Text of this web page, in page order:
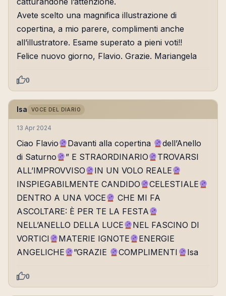
Avete scelto una magnifica illustrazione di
copertina, a mio parere, complimenti anche
all’illustratore. Esame superato a pieni voti!!
Felice nuovo giorno, Flavio. Grazie. Mariangela
0
Isa VOCE DEL DIARIO
13 Apr 2024
Ciao Flavio Davanti alla copertina
dell’Anello
di Saturno
” E STRAORDINARIO
TROVARSI
ALL’IMPROVVISO
IN UN VOLO REALE
INSPIEGABILMENTE CANDIDO
CELESTIALE
DENTRO A UNA VOCE
CHE MI FA
ASCOLTARE: È PER TE LA FESTA
NELL’ANELLO DELLA LUCE
NEL FASCINO DI
VORTICI
MATERIE IGNOTE
ENERGIE
ANGELICHE
”GRAZIE COMPLIMENTI Isa
0